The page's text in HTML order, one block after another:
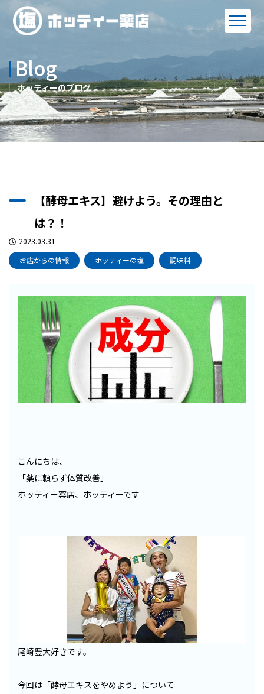
Blog
ホッティーのブログ
【酵母エキス】避けよう。その理由と
は？！
2023.03.31
お店からの情報
ホッティーの塩 調味料
こんにちは、
「薬に頼らず体質改善」
ホッティー薬店、ホッティーです
尾崎豊大好きです。
今回は「酵母エキスをやめよう」について